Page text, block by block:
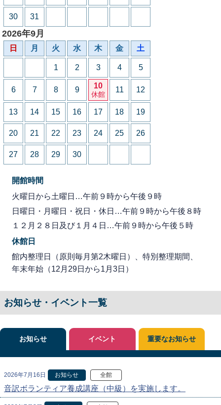
30 31
2026年9月
日 月 火 水 木 金 土
1 2 3 4 5
6 7 8 9 10
休館
11 12
13 14 15 16 17 18 19
20 21 22 23 24 25 26
27 28 29 30
開館時間
火曜日から土曜日…午前９時から午後９時
日曜日・月曜日・祝日・休日…午前９時から午後８時
１２月２８日及び１月４日…午前９時から午後５時
休館日
館内整理日（原則毎月第2木曜日）、特別整理期間、
年末年始（12月29日から1月3日）
お知らせ・イベント一覧
お知らせ
2026年7月16日 お知らせ 全館
音訳ボランティア養成講座（中級）を実施します。
イベント 重要なお知らせ